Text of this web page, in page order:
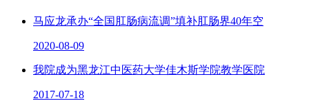
马应龙承办“全国肛肠病流调”填补肛肠界40年空
2020-08-09
我院成为黑龙江中医药大学佳木斯学院教学医院
2017-07-18